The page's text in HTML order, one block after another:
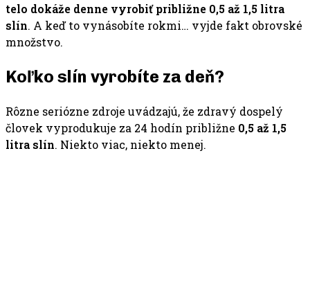
telo dokáže denne vyrobiť približne 0,5 až 1,5 litra
slín. A keď to vynásobíte rokmi… vyjde fakt obrovské
množstvo.
Koľko slín vyrobíte za deň?
Rôzne seriózne zdroje uvádzajú, že zdravý dospelý
človek vyprodukuje za 24 hodín približne 0,5 až 1,5
litra slín. Niekto viac, niekto menej.